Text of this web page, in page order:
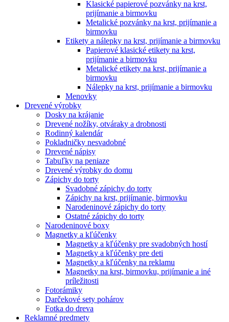
Klasické papierové pozvánky na krst,
prijímanie a birmovku
Metalické pozvánky na krst, prijímanie a
birmovku
Etikety a nálepky na krst, prijímanie a birmovku
Papierové klasické etikety na krst,
prijímanie a birmovku
Metalické etikety na krst, prijímanie a
birmovku
Nálepky na krst, prijímanie a birmovku
Menovky
Drevené výrobky
Dosky na krájanie
Drevené nožíky, otváraky a drobnosti
Rodinný kalendár
Pokladničky nesvadobné
Drevené nápisy
Tabuľky na peniaze
Drevené výrobky do domu
Zápichy do torty
Svadobné zápichy do torty
Zápichy na krst, prijímanie, birmovku
Narodeninové zápichy do torty
Ostatné zápichy do torty
Narodeninové boxy
Magnetky a kľúčenky
Magnetky a kľúčenky pre svadobných hostí
Magnetky a kľúčenky pre deti
Magnetky a kľúčenky na reklamu
Magnetky na krst, birmovku, prijímanie a iné
príležitosti
Fotorámiky
Darčekové sety pohárov
Fotka do dreva
Reklamné predmety